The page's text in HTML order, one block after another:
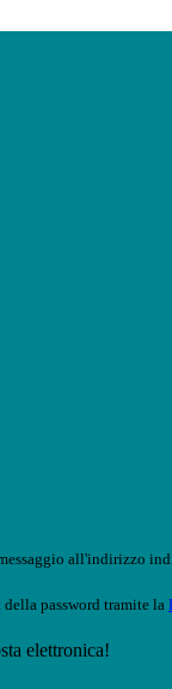
all'indirizzo
password tramite la
elettronica!